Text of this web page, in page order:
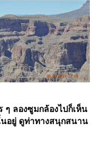
ๆ ลองซูมกล้องไปก็เห็น
อยู่ ดูท่าทางสนุกสนาน